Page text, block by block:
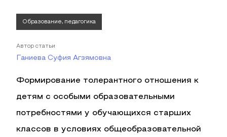
Образование, педагогика
Автор статьи
Ганиева Суфия Агзямовна
Формирование толерантного отношения к
детям с особыми образовательными
потребностями у обучающихся старших
классов в условиях общеобразовательной